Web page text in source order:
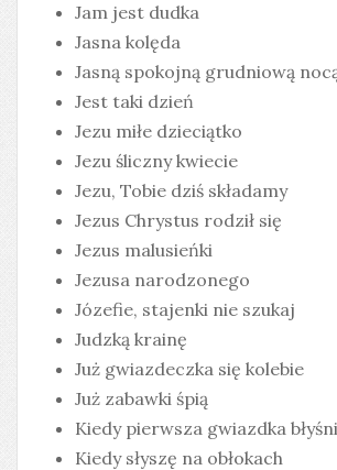
Jam jest dudka
Jasna kolęda
Jasną spokojną grudniową
Jest taki dzień
Jezu miłe dzieciątko
Jezu śliczny kwiecie
Jezu, Tobie dziś składamy
Jezus Chrystus rodził się
Jezus malusieńki
Jezusa narodzonego
Józefie, stajenki nie szukaj
Judzką krainę
Już gwiazdeczka się kolebie
Już zabawki śpią
Kiedy pierwsza gwiazdka
Kiedy słyszę na obłokach